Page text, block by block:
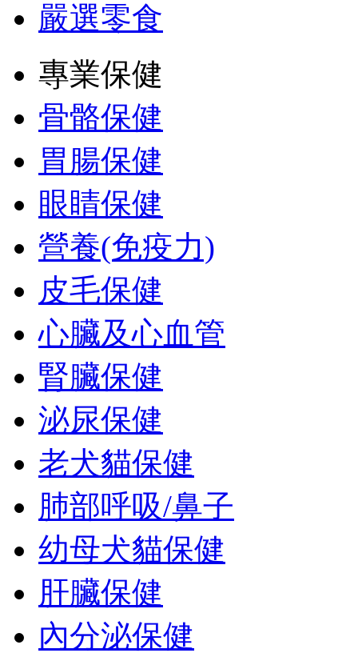
嚴選零食
專業保健
骨骼保健
胃腸保健
眼睛保健
營養(免疫力)
皮毛保健
心臟及心血管
腎臟保健
泌尿保健
老犬貓保健
肺部呼吸/鼻子
幼母犬貓保健
肝臟保健
內分泌保健